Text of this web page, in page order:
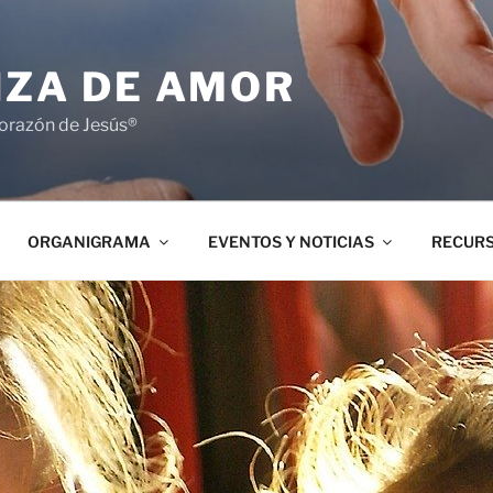
DE AMOR
de Jesús®
ORGANIGRAMA EVENTOS Y NOTICIAS